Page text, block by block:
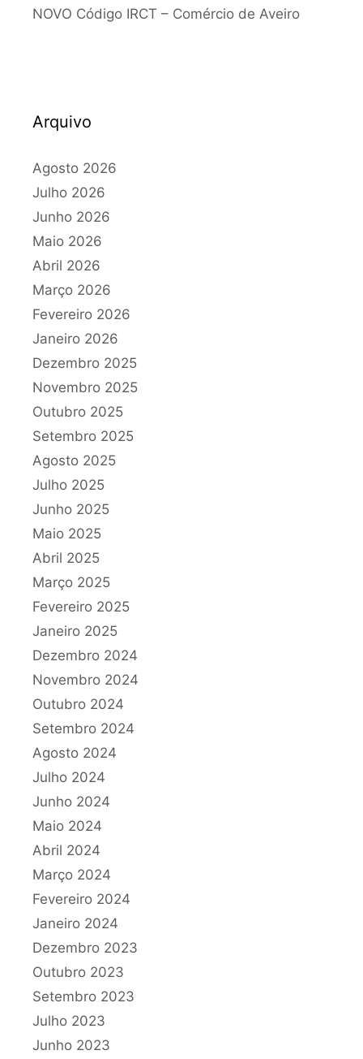
NOVO Código IRCT – Comércio de Aveiro
Arquivo
Agosto 2026
Julho 2026
Junho 2026
Maio 2026
Abril 2026
Março 2026
Fevereiro 2026
Janeiro 2026
Dezembro 2025
Novembro 2025
Outubro 2025
Setembro 2025
Agosto 2025
Julho 2025
Junho 2025
Maio 2025
Abril 2025
Março 2025
Fevereiro 2025
Janeiro 2025
Dezembro 2024
Novembro 2024
Outubro 2024
Setembro 2024
Agosto 2024
Julho 2024
Junho 2024
Maio 2024
Abril 2024
Março 2024
Fevereiro 2024
Janeiro 2024
Dezembro 2023
Outubro 2023
Setembro 2023
Julho 2023
Junho 2023